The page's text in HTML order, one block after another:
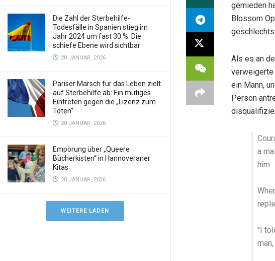
Die Zahl der Sterbehilfe-
Todesfälle in Spanien stieg im
Jahr 2024 um fast 30 %: Die
schiefe Ebene wird sichtbar
20 JANUAR, 2026
Pariser Marsch für das Leben zielt
auf Sterbehilfe ab: Ein mutiges
Eintreten gegen die „Lizenz zum
Töten“
20 JANUAR, 2026
Empörung über „Queere
Bücherkisten“ in Hannoveraner
Kitas
20 JANUAR, 2026
WEITERE LADEN
gemieden
Blossom
Als es an
verweigerte
ein Mann,
Person
a
him.
"I